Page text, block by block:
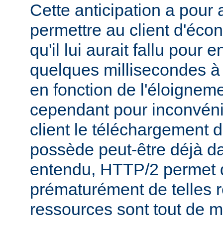
Cette anticipation a pour
permettre au client
qu'il lui aurait fallu pour
quelques millisecondes
en fonction de
cependant pour
client le téléchargement
possède peut-être déjà
entendu, HTTP/2 permet
prématurément de telles
ressources sont tout de